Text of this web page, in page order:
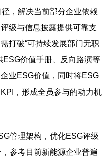
，解决当前部分企业依赖
级与信息披露提供可靠支
打破“可持续发展部门无职
ESG价值手册、反向路演等
业ESG价值，同时将ESG
，形成全员参与的动力机
管理架构，优化ESG评级
参考目前新能源企业普遍